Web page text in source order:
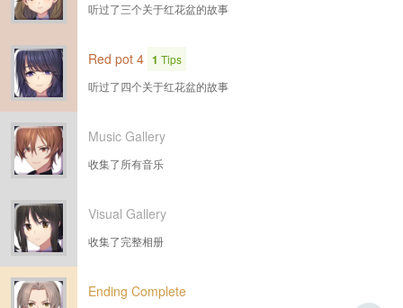
听过了三个关于红花盆的故事
Red pot 4 1 Tips
听过了四个关于红花盆的故事
Music Gallery
收集了所有音乐
Visual Gallery
收集了完整相册
Ending Complete